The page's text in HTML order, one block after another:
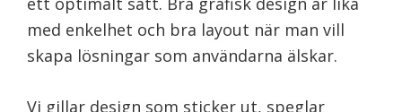
med enkelhet och bra layout när man vill
skapa lösningar som användarna älskar.
Vi gillar design som sticker ut, speglar